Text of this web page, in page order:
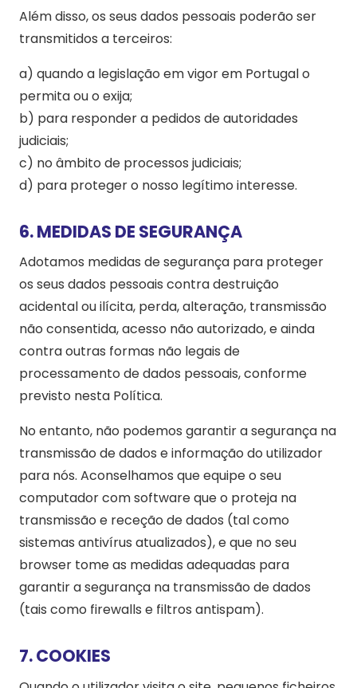
Além disso, os seus dados pessoais poderão ser
transmitidos a terceiros:
a) quando a legislação em vigor em Portugal o
permita ou o exija;
b) para responder a pedidos de autoridades
judiciais;
c) no âmbito de processos judiciais;
d) para proteger o nosso legítimo interesse.
6. MEDIDAS DE SEGURANÇA
Adotamos medidas de segurança para proteger
os seus dados pessoais contra destruição
acidental ou ilícita, perda, alteração, transmissão
não consentida, acesso não autorizado, e ainda
contra outras formas não legais de
processamento de dados pessoais, conforme
previsto nesta Política.
No entanto, não podemos garantir a segurança na
transmissão de dados e informação do utilizador
para nós. Aconselhamos que equipe o seu
computador com software que o proteja na
transmissão e receção de dados (tal como
sistemas antivírus atualizados), e que no seu
browser tome as medidas adequadas para
garantir a segurança na transmissão de dados
(tais como firewalls e filtros antispam).
7. COOKIES